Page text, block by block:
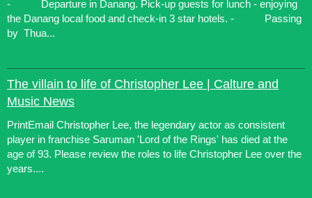
- Departure in Danang. Pick-up guests for lunch - enjoying
the Danang local food and check-in 3 star hotels. - Passing
by Thua...
The villain to life of Christopher Lee | Calture and
Music News
PrintEmail Christopher Lee, the legendary actor as consistent
player in franchise Saruman 'Lord of the Rings' has died at the
age of 93. Please review the roles to life Christopher Lee over the
years....